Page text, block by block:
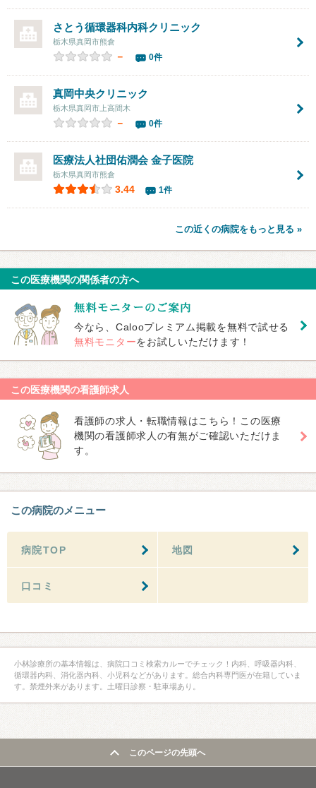
さとう循環器科内科クリニック
栃木県真岡市熊倉
－ 0件
真岡中央クリニック
栃木県真岡市上高間木
－ 0件
医療法人社団佑潤会 金子医院
栃木県真岡市熊倉
3.44 1件
この近くの病院をもっと見る »
この医療機関の関係者の方へ
今なら、Calooプレミアム掲載を無料で試せる
無料モニターをお試しいただけます！
この医療機関の看護師求人
看護師の求人・転職情報はこちら！この医療
機関の看護師求人の有無がご確認いただけま
す。
この病院のメニュー
病院TOP 地図
口コミ
小林診療所の基本情報は、病院口コミ検索カルーでチェック！内科、呼吸器内科、
循環器内科、消化器内科、小児科などがあります。総合内科専門医が在籍していま
す。禁煙外来があります。土曜日診察・駐車場あり。
このページの先頭へ